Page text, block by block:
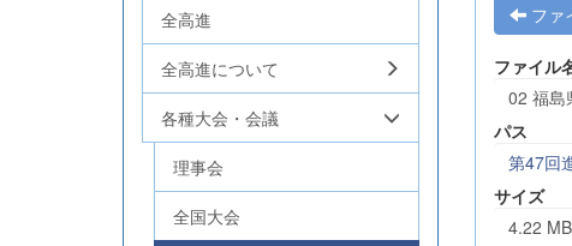
ファ
ファイル
02 福島
パス
第47回
サイズ
4.22 MB
全高進
全高進について
各種大会・会議
理事会
全国大会